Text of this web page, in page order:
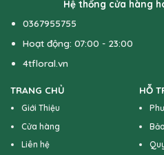
Hệ thống cửa hàng
0367955755
Hoạt động: 07:00 - 23:00
4tfloral.vn
TRANG CHỦ
Giới Thiệu
Cửa hàng
Liên hệ
HỖ